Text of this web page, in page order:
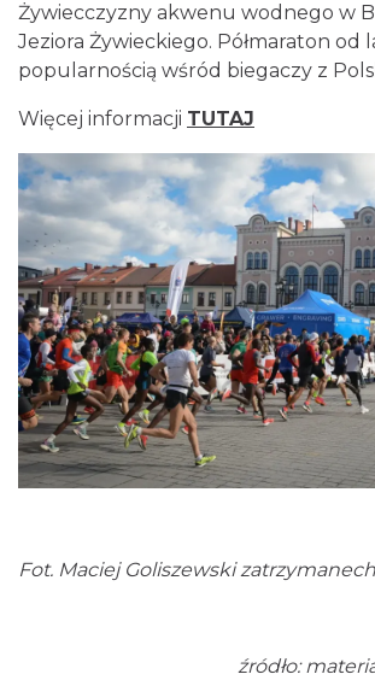
Kino Plenerowe na Hali
Szczyrk
11.02 km
13.35 km
Żywiecczyzny akwenu wodnego w
Jeziora Żywieckiego. Półmaraton od
popularnością wśród biegaczy z
Więcej informacji TUTAJ
Fot. Maciej Goliszewski
źródło: